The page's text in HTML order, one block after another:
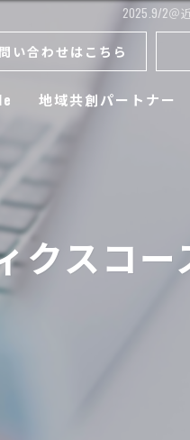
2025.9/2＠
い合わせはこちら
地域共創パートナー
クスコー